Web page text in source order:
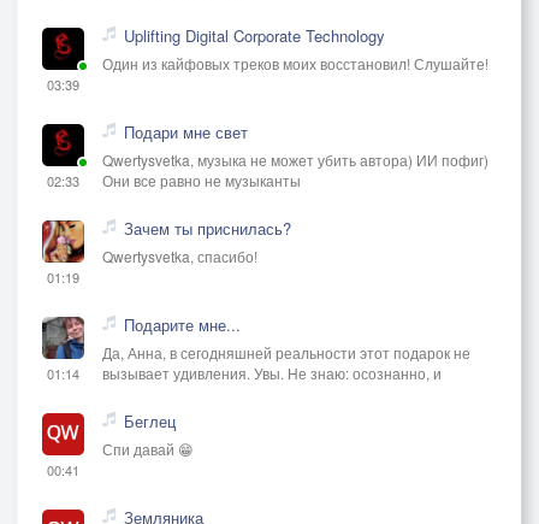
03:39
Uplifting Digital Corporate Technology
Один из кайфовых треков моих восстановил! Слушайте!
02:33
Подари мне свет
Qwertysvetka, музыка не может убить автора) ИИ пофиг)
Они все равно не музыканты
01:19
Зачем ты приснилась?
Qwertysvetka, спасибо!
01:14
Подарите мне...
Да, Анна, в сегодняшней реальности этот подарок не
вызывает удивления. Увы. Не знаю: осознанно, и
00:41
Беглец
Спи давай 😁
Земляника